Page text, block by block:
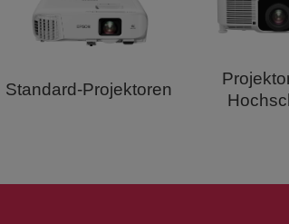
Standard-Projektoren